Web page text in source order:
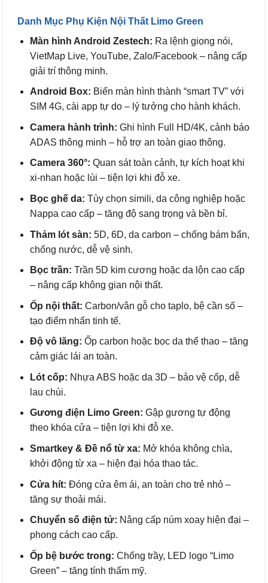
Danh Mục Phụ Kiện Nội Thất Limo Green
Màn hình Android Zestech: Ra lệnh giọng nói,
VietMap Live, YouTube, Zalo/Facebook – nâng cấp
giải trí thông minh.
Android Box: Biến màn hình thành “smart TV” với
SIM 4G, cài app tự do – lý tưởng cho hành khách.
Camera hành trình: Ghi hình Full HD/4K, cảnh báo
ADAS thông minh – hỗ trợ an toàn giao thông.
Camera 360°: Quan sát toàn cảnh, tự kích hoạt khi
xi-nhan hoặc lùi – tiện lợi khi đỗ xe.
Bọc ghế da: Tùy chọn simili, da công nghiệp hoặc
Nappa cao cấp – tăng độ sang trọng và bền bỉ.
Thảm lót sàn: 5D, 6D, da carbon – chống bám bẩn,
chống nước, dễ vệ sinh.
Bọc trần: Trần 5D kim cương hoặc da lộn cao cấp
– nâng cấp không gian nội thất.
Ốp nội thất: Carbon/vân gỗ cho taplo, bệ cần số –
tạo điểm nhấn tinh tế.
Độ vô lăng: Ốp carbon hoặc bọc da thể thao – tăng
cảm giác lái an toàn.
Lót cốp: Nhựa ABS hoặc da 3D – bảo vệ cốp, dễ
lau chùi.
Gương điện Limo Green: Gập gương tự động
theo khóa cửa – tiện lợi khi đỗ xe.
Smartkey & Đề nổ từ xa: Mở khóa không chìa,
khởi động từ xa – hiện đại hóa thao tác.
Cửa hít: Đóng cửa êm ái, an toàn cho trẻ nhỏ –
tăng sự thoải mái.
Chuyển số điện tử: Nâng cấp núm xoay hiện đại –
phong cách cao cấp.
Ốp bệ bước trong: Chống trầy, LED logo “Limo
Green” – tăng tính thẩm mỹ.